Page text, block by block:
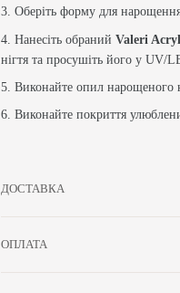
3. Оберіть форму для нарощення
4. Нанесіть обраний Valeri
нігтя та просушіть його у UV/
5. Виконайте опил нарощеного
6. Виконайте покриття
ДОСТАВКА
ОПЛАТА